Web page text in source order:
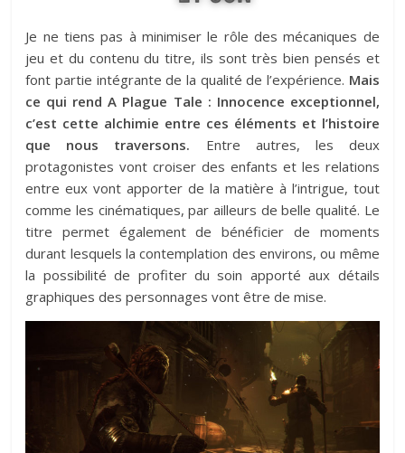
Je ne tiens pas à minimiser le rôle des mécaniques de
jeu et du contenu du titre, ils sont très bien pensés et
font partie intégrante de la qualité de l’expérience. Mais
ce qui rend A Plague Tale : Innocence exceptionnel,
c’est cette alchimie entre ces éléments et l’histoire
que nous traversons. Entre autres, les deux
protagonistes vont croiser des enfants et les relations
entre eux vont apporter de la matière à l’intrigue, tout
comme les cinématiques, par ailleurs de belle qualité. Le
titre permet également de bénéficier de moments
durant lesquels la contemplation des environs, ou même
la possibilité de profiter du soin apporté aux détails
graphiques des personnages vont être de mise.